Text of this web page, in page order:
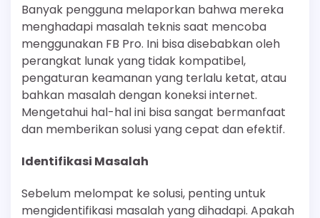
Banyak pengguna melaporkan bahwa mereka
menghadapi masalah teknis saat mencoba
menggunakan FB Pro. Ini bisa disebabkan oleh
perangkat lunak yang tidak kompatibel,
pengaturan keamanan yang terlalu ketat, atau
bahkan masalah dengan koneksi internet.
Mengetahui hal-hal ini bisa sangat bermanfaat
dan memberikan solusi yang cepat dan efektif.
Identifikasi Masalah
Sebelum melompat ke solusi, penting untuk
mengidentifikasi masalah yang dihadapi. Apakah